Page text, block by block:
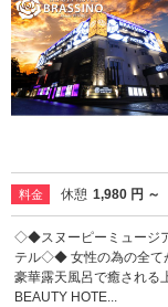
料金 休憩 1,980 円 ～
◇◆スヌーピーミュージ
テル◇◆ 女性の為の全て
豪華露天風呂で癒される
BEAUTY HOTE...